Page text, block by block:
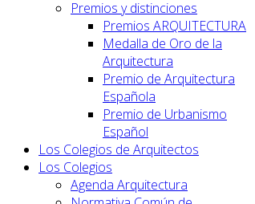
Premios y distinciones
Premios ARQUITECTURA
Medalla de Oro de la
Arquitectura
Premio de Arquitectura
Española
Premio de Urbanismo
Español
Los Colegios de Arquitectos
Los Colegios
Agenda Arquitectura